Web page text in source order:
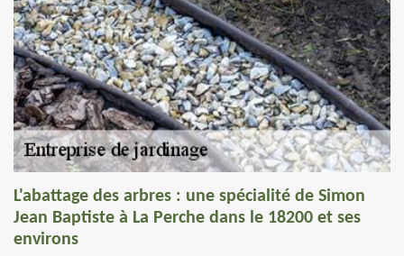
L'abattage des arbres : une spécialité de Simon
Jean Baptiste à La Perche dans le 18200 et ses
environs